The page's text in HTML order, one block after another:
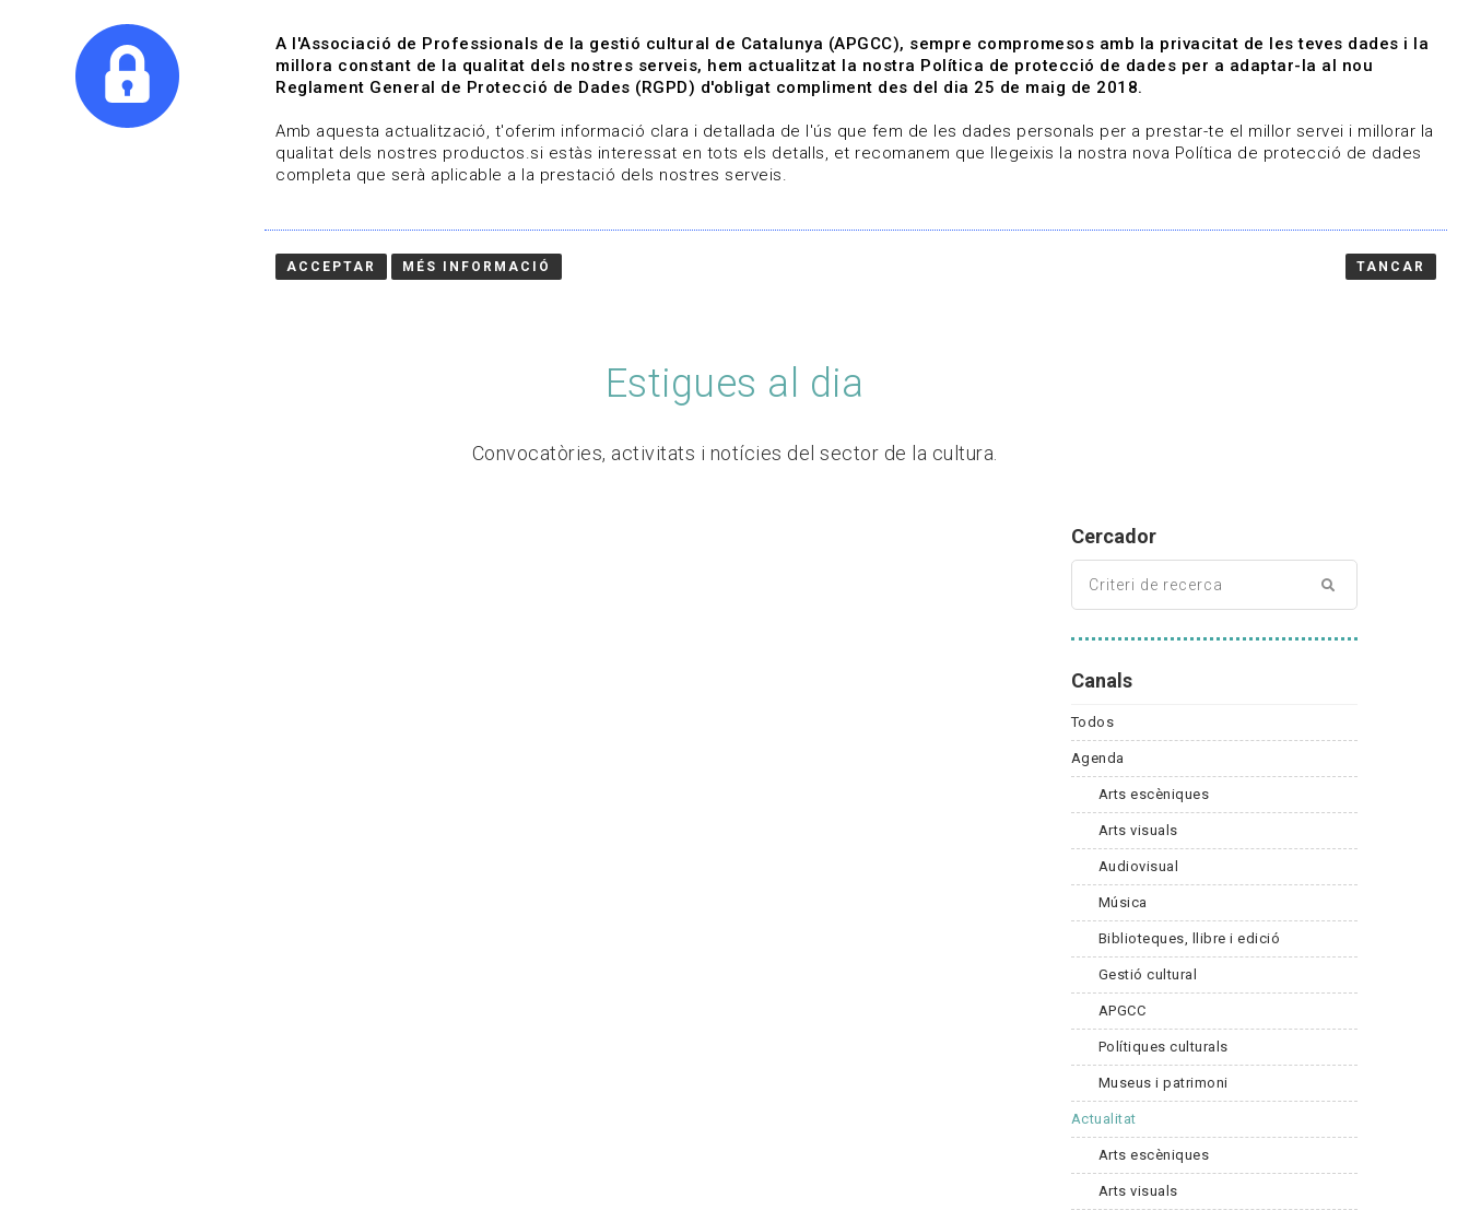
Qui som Línies de treball Projectes Serveis A qui representem Contacte
Estigues al dia
Convocatòries, activitats i notícies del sector de la cultura.
Cercador
Canals
Todos
Agenda
Arts escèniques
Arts visuals
Audiovisual
Música
Biblioteques, llibre i edició
Gestió cultural
APGCC
Polítiques culturals
Museus i patrimoni
Actualitat
Arts escèniques
Arts visuals
A l'Associació de Professionals de la gestió cultural de Catalunya (APGCC), sempre compromesos amb la privacitat de les teves dades i la
millora constant de la qualitat dels nostres serveis, hem actualitzat la nostra Política de protecció de dades per a adaptar-la al nou
Reglament General de Protecció de Dades (RGPD) d'obligat compliment des del dia 25 de maig de 2018.
Amb aquesta actualització, t'oferim informació clara i detallada de l'ús que fem de les dades personals per a prestar-te el millor servei i millorar la
qualitat dels nostres productos.si estàs interessat en tots els detalls, et recomanem que llegeixis la nostra nova Política de protecció de dades
completa que serà aplicable a la prestació dels nostres serveis.
ACCEPTAR MÉS INFORMACIÓ TANCAR